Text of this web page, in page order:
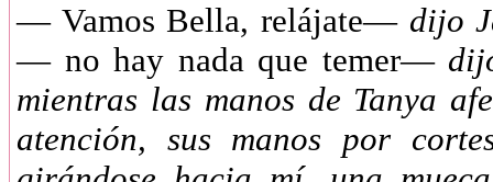
— Vamos Bella, relájate—dijo
— no hay nada que temer—
mientras las manos de Tanya
atención, sus manos por